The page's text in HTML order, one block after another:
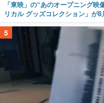
「東映」の“あのオープニング
リカル グッズコレクション」が
5